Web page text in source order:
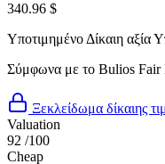
340.96 $
Υποτιμημένο Δίκαιη αξία
Σύμφωνα με το Bulios Fair
Ξεκλείδωμα δίκαιης
Valuation
92 /100
Cheap